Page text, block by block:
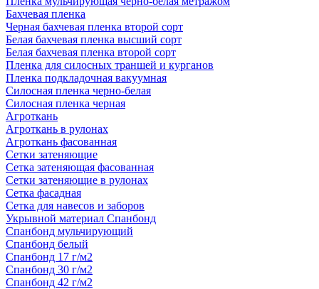
Бахчевая пленка
Черная бахчевая пленка второй сорт
Белая бахчевая пленка высший сорт
Белая бахчевая пленка второй сорт
Пленка для силосных траншей и курганов
Пленка подкладочная вакуумная
Силосная пленка черно-белая
Силосная пленка черная
Агроткань
Агроткань в рулонах
Агроткань фасованная
Сетки затеняющие
Сетка затеняющая фасованная
Сетки затеняющие в рулонах
Сетка фасадная
Сетка для навесов и заборов
Укрывной материал Спанбонд
Спанбонд мульчирующий
Спанбонд белый
Спанбонд 17 г/м2
Спанбонд 30 г/м2
Спанбонд 42 г/м2